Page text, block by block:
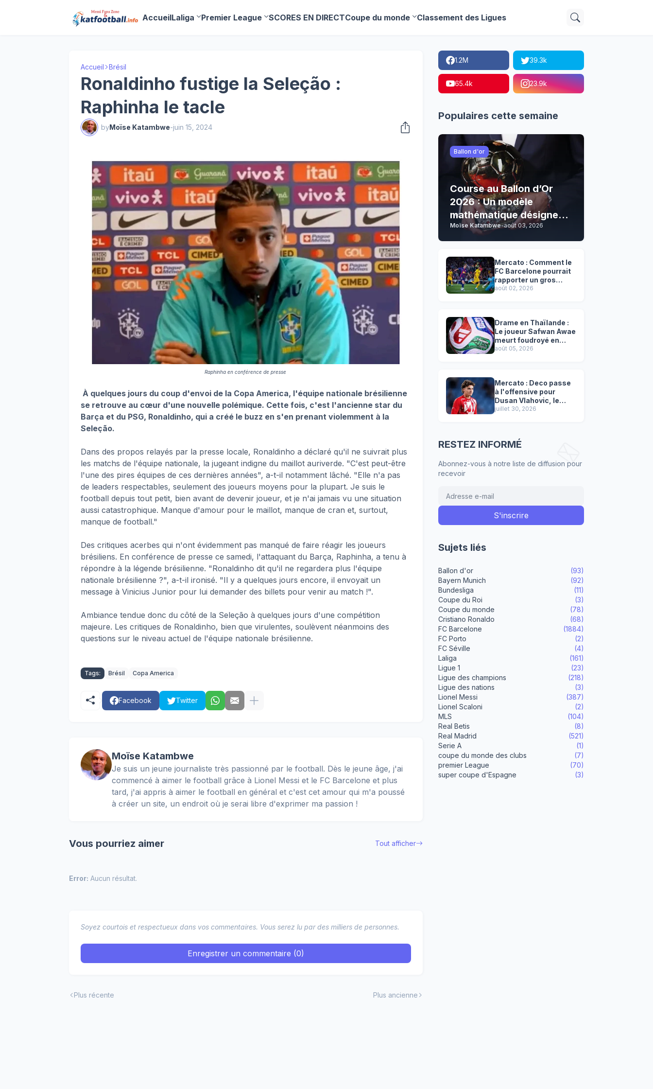
AccueilLaliga Premier League SCORES EN DIRECTCoupe du monde Classement des Ligues
Accueil Brésil
Ronaldinho fustige la Seleção :
Raphinha le tacle
byMoïse Katambwe-juin 15, 2024
Raphinha en conférence de presse
À quelques jours du coup d'envoi de la Copa America, l'équipe nationale brésilienne
se retrouve au cœur d'une nouvelle polémique. Cette fois, c'est l'ancienne star du
Barça et du PSG, Ronaldinho, qui a créé le buzz en s'en prenant violemment à la
Seleção.
Dans des propos relayés par la presse locale, Ronaldinho a déclaré qu'il ne suivrait plus
les matchs de l'équipe nationale, la jugeant indigne du maillot auriverde. "C'est peut-être
l'une des pires équipes de ces dernières années", a-t-il notamment lâché. "Elle n'a pas
de leaders respectables, seulement des joueurs moyens pour la plupart. Je suis le
football depuis tout petit, bien avant de devenir joueur, et je n'ai jamais vu une situation
aussi catastrophique. Manque d'amour pour le maillot, manque de cran et, surtout,
manque de football."
Des critiques acerbes qui n'ont évidemment pas manqué de faire réagir les joueurs
brésiliens. En conférence de presse ce samedi, l'attaquant du Barça, Raphinha, a tenu à
répondre à la légende brésilienne. "Ronaldinho dit qu'il ne regardera plus l'équipe
nationale brésilienne ?", a-t-il ironisé. "Il y a quelques jours encore, il envoyait un
message à Vinicius Junior pour lui demander des billets pour venir au match !".
Ambiance tendue donc du côté de la Seleção à quelques jours d'une compétition
majeure. Les critiques de Ronaldinho, bien que virulentes, soulèvent néanmoins des
questions sur le niveau actuel de l'équipe nationale brésilienne.
Tags: Brésil Copa America
Facebook Twitter
Moïse Katambwe
Je suis un jeune journaliste très passionné par le football. Dès le jeune âge, j'ai
commencé à aimer le football grâce à Lionel Messi et le FC Barcelone et plus
tard, j'ai appris à aimer le football en général et c'est cet amour qui m'a poussé
à créer un site, un endroit où je serai libre d'exprimer ma passion !
Vous pourriez aimer Tout afficher
Error: Aucun résultat.
Soyez courtois et respectueux dans vos commentaires. Vous serez lu par des milliers de personnes.
Enregistrer un commentaire (0)
Plus récente Plus ancienne
1.2M 39.3k
65.4k 23.9k
Populaires cette semaine
Ballon d'or
Course au Ballon d’Or
2026 : Un modèle
mathématique désigne
son grand favori !
Moïse Katambwe-août 03, 2026
Mercato : Comment le
FC Barcelone pourrait
rapporter un gros
chèque inespéré à l’OM
août 02, 2026
Drame en Thaïlande :
Le joueur Safwan Awae
meurt foudroyé en
plein match
août 05, 2026
Mercato : Deco passe
à l'offensive pour
Dusan Vlahovic, le
successeur désigné
juillet 30, 2026
RESTEZ INFORMÉ
Abonnez-vous à notre liste de diffusion pour
recevoir
Sujets liés
Ballon d'or
(93)
Bayern Munich
(92)
Bundesliga
(11)
Coupe du Roi
(3)
Coupe du monde
(78)
Cristiano Ronaldo
(68)
FC Barcelone
(1884)
FC Porto
(2)
FC Séville
(4)
Laliga
(161)
Ligue 1
(23)
Ligue des champions
(218)
Ligue des nations
(3)
Lionel Messi
(387)
Lionel Scaloni
(2)
MLS
(104)
Real Betis
(8)
Real Madrid
(521)
Serie A
(1)
coupe du monde des clubs
(7)
premier League
(70)
super coupe d'Espagne
(3)